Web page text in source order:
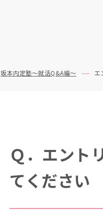
坂本内定塾～就活Q&A編～ エ
Ｑ．エント
てください